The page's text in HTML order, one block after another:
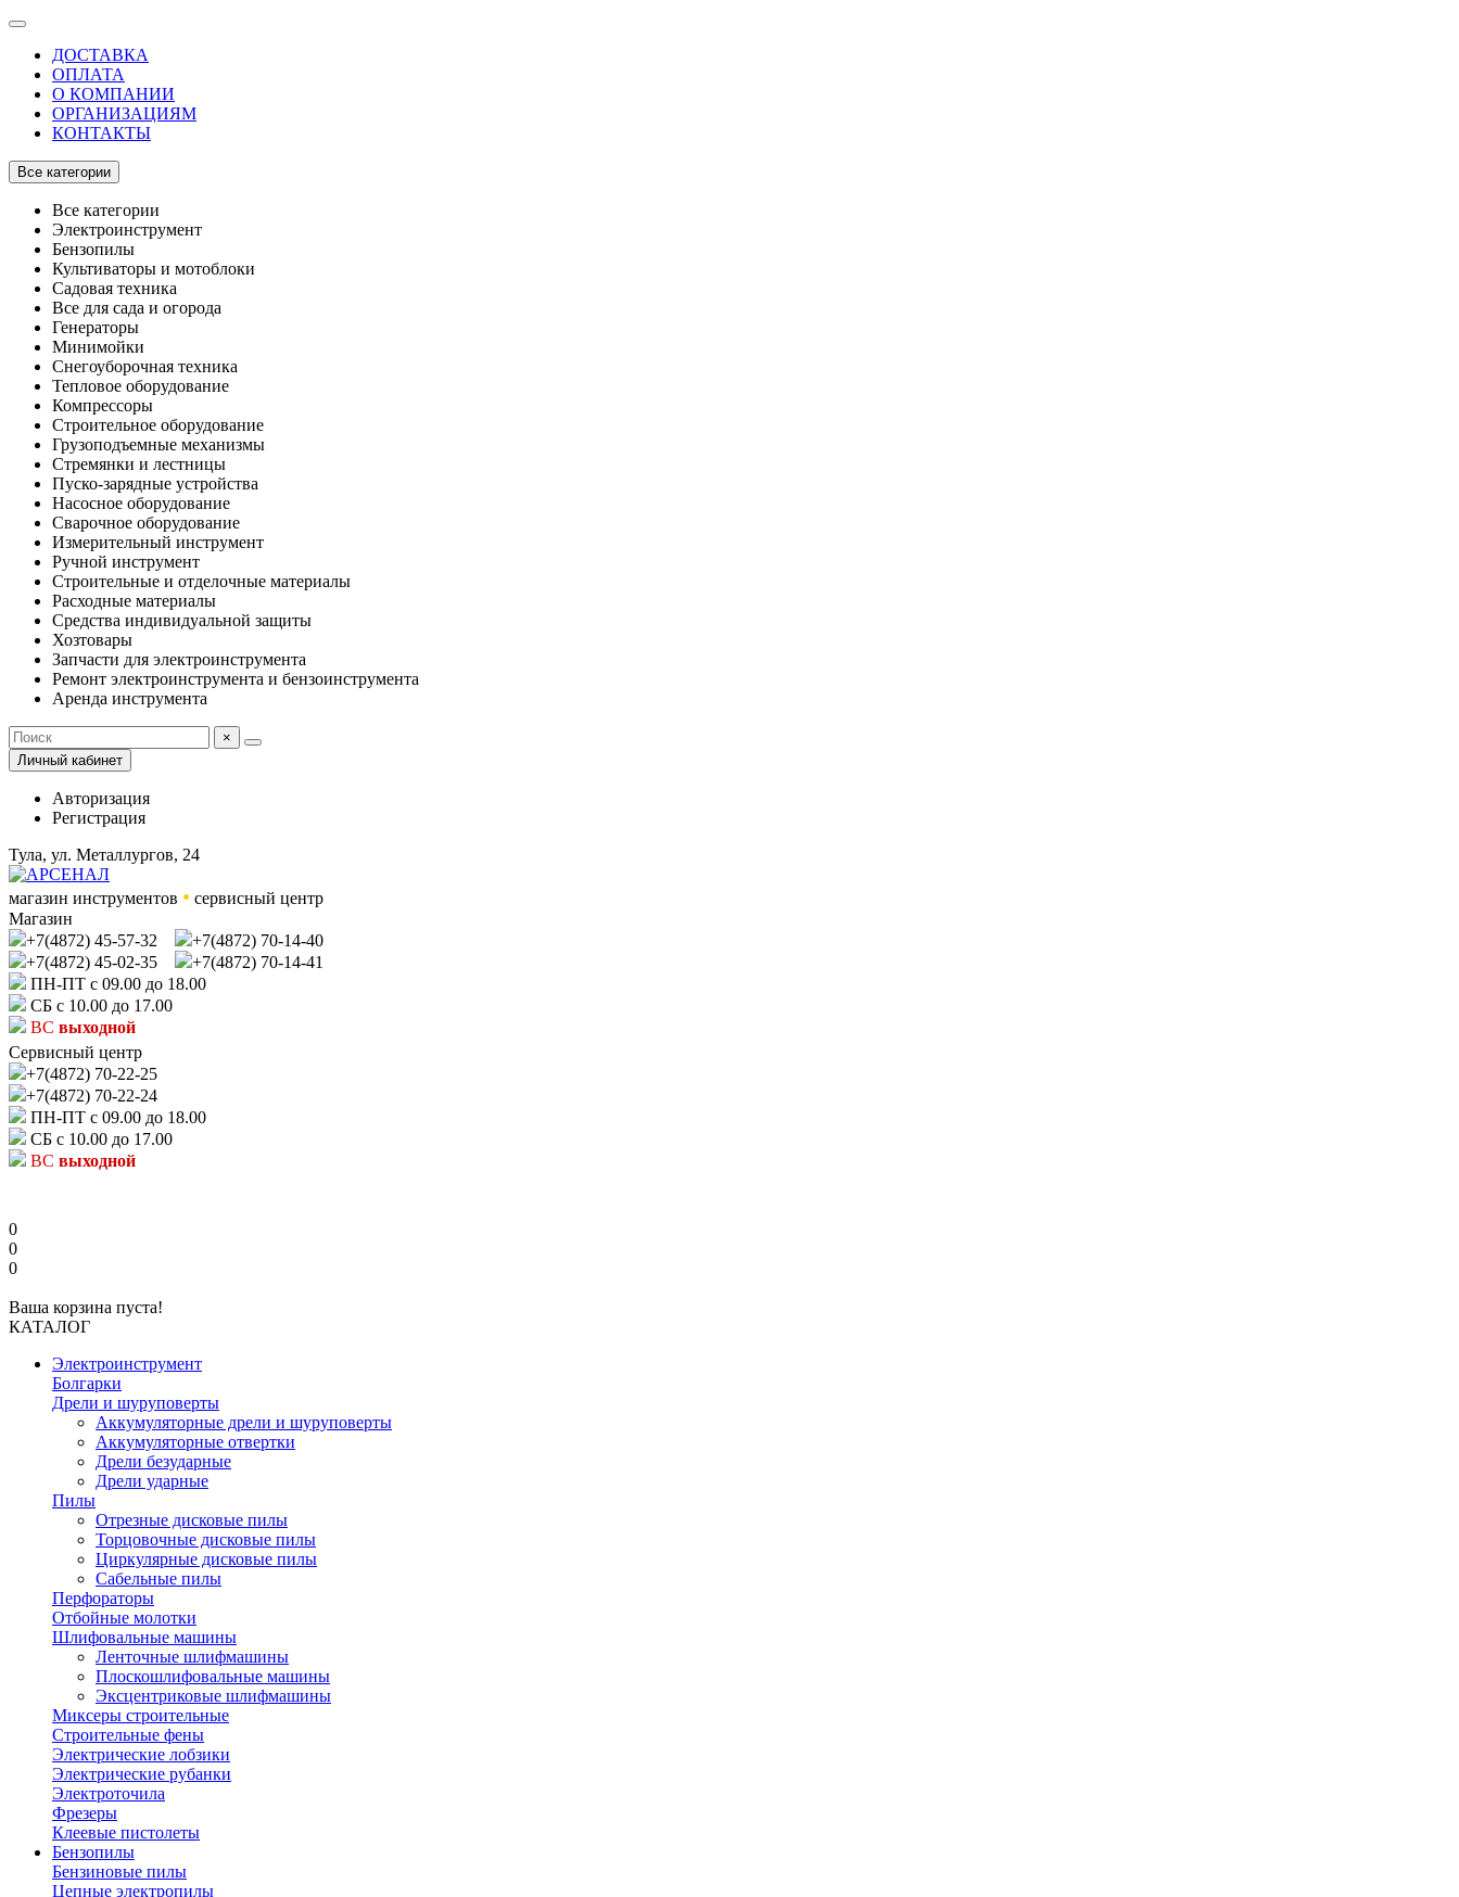
ДОСТАВКА
ОПЛАТА
О КОМПАНИИ
ОРГАНИЗАЦИЯМ
КОНТАКТЫ
Все категории
Все категории
Электроинструмент
Бензопилы
Культиваторы и мотоблоки
Садовая техника
Все для сада и огорода
Генераторы
Минимойки
Снегоуборочная техника
Тепловое оборудование
Компрессоры
Строительное оборудование
Грузоподъемные механизмы
Стремянки и лестницы
Пуско-зарядные устройства
Насосное оборудование
Сварочное оборудование
Измерительный инструмент
Ручной инструмент
Строительные и отделочные материалы
Расходные материалы
Средства индивидуальной защиты
Хозтовары
Запчасти для электроинструмента
Ремонт электроинструмента и бензоинструмента
Аренда инструмента
×
Личный кабинет
Авторизация
Регистрация
Тула, ул. Металлургов, 24
магазин инструментов • сервисный центр
Магазин
+7(4872) 45-57-32
+7(4872) 70-14-40
+7(4872) 45-02-35
+7(4872) 70-14-41
ПН-ПТ с 09.00 до 18.00
СБ с 10.00 до 17.00
ВС выходной
Сервисный центр
+7(4872) 70-22-25
+7(4872) 70-22-24
ПН-ПТ с 09.00 до 18.00
СБ с 10.00 до 17.00
ВС выходной
0
0
0
Ваша корзина пуста!
КАТАЛОГ
Электроинструмент
Болгарки
Дрели и шуруповерты
Аккумуляторные дрели и шуруповерты
Аккумуляторные отвертки
Дрели безударные
Дрели ударные
Пилы
Отрезные дисковые пилы
Торцовочные дисковые пилы
Циркулярные дисковые пилы
Сабельные пилы
Перфораторы
Отбойные молотки
Шлифовальные машины
Ленточные шлифмашины
Плоскошлифовальные машины
Эксцентриковые шлифмашины
Миксеры строительные
Строительные фены
Электрические лобзики
Электрические рубанки
Электроточила
Фрезеры
Клеевые пистолеты
Бензопилы
Бензиновые пилы
Цепные электропилы